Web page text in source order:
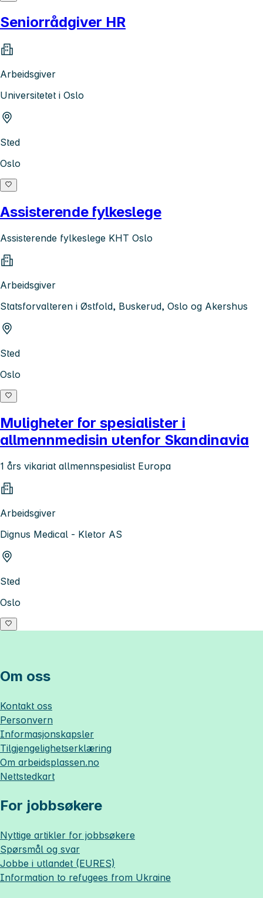
Seniorrådgiver HR
Arbeidsgiver
Universitetet i Oslo
Sted
Oslo
Assisterende fylkeslege
Assisterende fylkeslege KHT Oslo
Arbeidsgiver
Statsforvalteren i Østfold, Buskerud, Oslo og Akershus
Sted
Oslo
Muligheter for spesialister i
allmennmedisin utenfor Skandinavia
1 års vikariat allmennspesialist Europa
Arbeidsgiver
Dignus Medical - Kletor AS
Sted
Oslo
Om oss
Kontakt oss
Personvern
Informasjonskapsler
Tilgjengelighetserklæring
Om arbeidsplassen.no
Nettstedkart
For jobbsøkere
Nyttige artikler for jobbsøkere
Spørsmål og svar
Jobbe i utlandet (EURES)
Information to refugees from Ukraine